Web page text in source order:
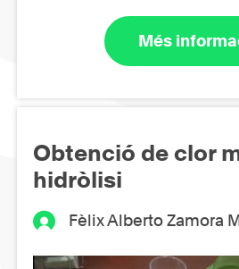
Més
Obtenció de clor
hidròlisi
Fèlix Alberto Zamora